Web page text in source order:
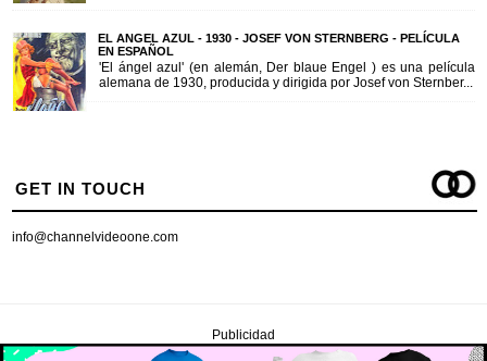
EL ANGEL AZUL - 1930 - JOSEF VON STERNBERG - PELÍCULA
EN ESPAÑOL
'El ángel azul' (en alemán, Der blaue Engel ) es una película
alemana de 1930, producida y dirigida por Josef von Sternber...
GET IN TOUCH
info@channelvideoone.com
Publicidad